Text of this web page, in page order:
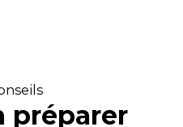
préparer